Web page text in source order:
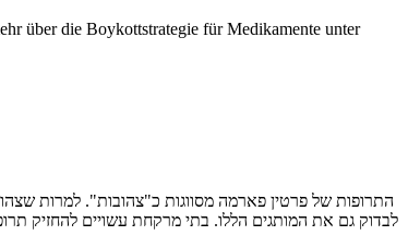
über die Boykottstrategie für Medikamente unter
התרופות של פרטין פארמה מסווגות כ"צהובות". למרות
לבדוק גם את המותגים הללו. בתי מרקחת עשויים להחזיק